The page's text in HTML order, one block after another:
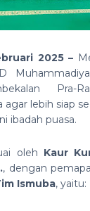
2025–
Pra-
lebih siap
ibadah puasa.
oleh Kaur
, dengan
Ismuba, yaitu: